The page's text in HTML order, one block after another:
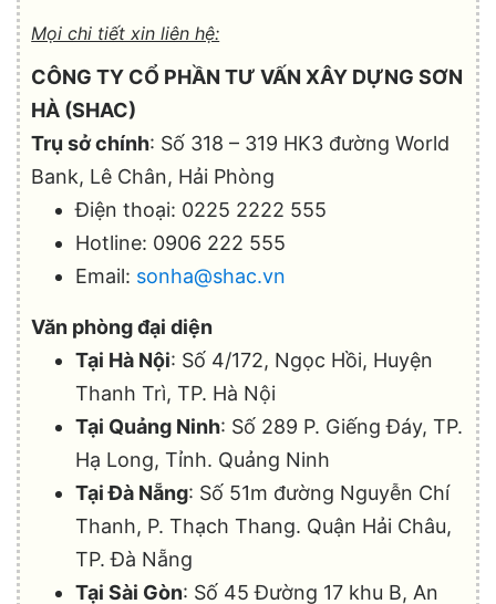
Mọi chi tiết xin liên hệ:
CÔNG TY CỔ PHẦN TƯ VẤN XÂY DỰNG SƠN
HÀ (SHAC)
Trụ sở chính: Số 318 – 319 HK3 đường World
Bank, Lê Chân, Hải Phòng
Điện thoại: 0225 2222 555
Hotline: 0906 222 555
Email: sonha@shac.vn
Văn phòng đại diện
Tại Hà Nội: Số 4/172, Ngọc Hồi, Huyện
Thanh Trì, TP. Hà Nội
Tại Quảng Ninh: Số 289 P. Giếng Đáy, TP.
Hạ Long, Tỉnh. Quảng Ninh
Tại Đà Nẵng: Số 51m đường Nguyễn Chí
Thanh, P. Thạch Thang. Quận Hải Châu,
TP. Đà Nẵng
Tại Sài Gòn: Số 45 Đường 17 khu B, An